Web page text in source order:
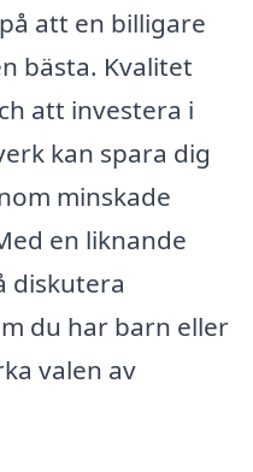
att en billigare
bästa. Kvalitet
att investera i
kan spara dig
minskade
en liknande
diskutera
du har barn eller
valen av